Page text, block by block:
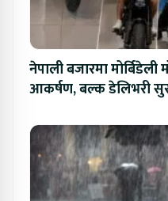
नेपाली बजारमा
आकर्षण, बल्क डेलिभरी